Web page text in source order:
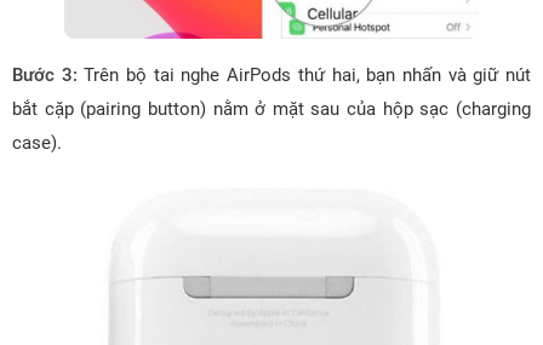
Bước 3: Trên bộ tai nghe AirPods thứ hai, bạn nhấn và giữ nút
bắt cặp (pairing button) nằm ở mặt sau của hộp sạc (charging
case).